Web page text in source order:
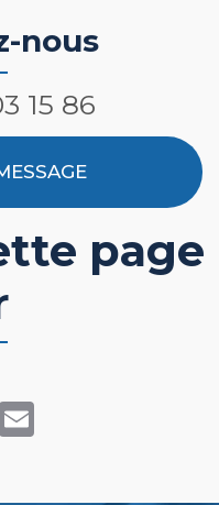
nous
15 86
page
Twitter